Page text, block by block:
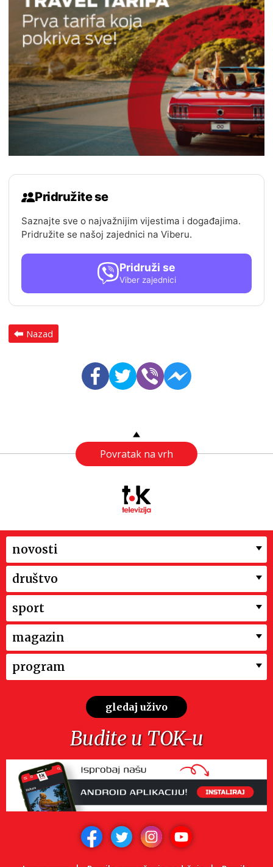
Pridružite se
Saznajte sve o najvažnijim vijestima i događajima.
Pridružite se našoj zajednici na Viberu.
Pridruži se
Viber zajednici
Nazad
Povratak na vrh
novosti
društvo
sport
magazin
program
gledaj uživo
Budite u TOK-u